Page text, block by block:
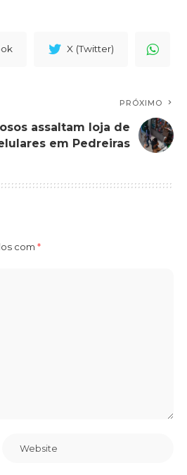
X (Twitter)
PRÓXIMO
assaltam loja de
em Pedreiras
com *